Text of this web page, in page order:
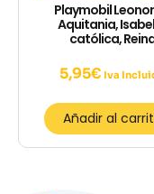
Playmobil
Aquitania,
católica,
5,95€ Iva
Añadir al